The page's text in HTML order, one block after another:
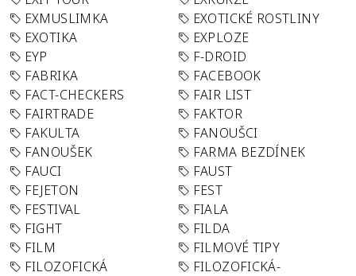
EXMUSLIMKA
EXOTICKÉ ROSTLINY
EXOTIKA
EXPLOZE
EYP
F-DROID
FABRIKA
FACEBOOK
FACT-CHECKERS
FAIR LIST
FAIRTRADE
FAKTOR
FAKULTA
FANOUŠCI
FANOUŠEK
FARMA BEZDÍNEK
FAUCI
FAUST
FEJETON
FEST
FESTIVAL
FIALA
FIGHT
FILDA
FILM
FILMOVÉ TIPY
FILOZOFICKÁ
FILOZOFICKÁ-